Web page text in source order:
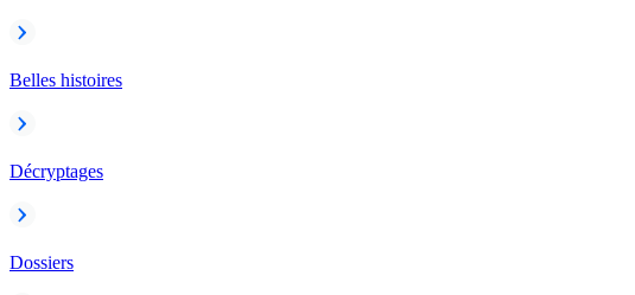
Belles histoires
Décryptages
Dossiers